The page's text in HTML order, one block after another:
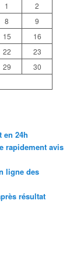
1
2
8
9
15
16
22
23
29
30
en 24h
rapidement avis
ligne des
résultat